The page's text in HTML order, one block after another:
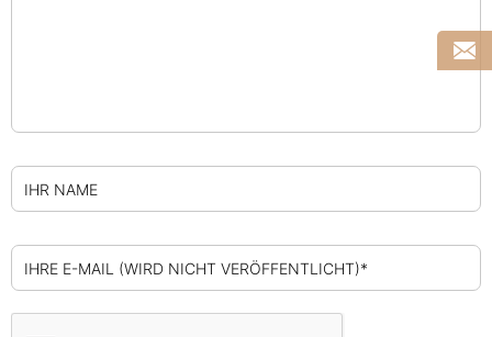
IHR NAME
IHRE E-MAIL (WIRD NICHT VERÖFFENTLICHT)*